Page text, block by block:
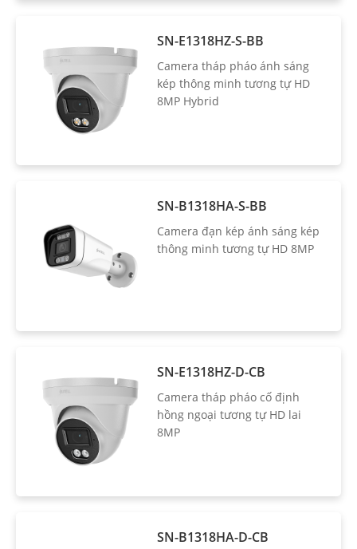
SN-E1318HZ-S-BB
Camera tháp pháo ánh sáng
kép thông minh tương tự HD
8MP Hybrid
SN-B1318HA-S-BB
Camera đạn kép ánh sáng kép
thông minh tương tự HD 8MP
SN-E1318HZ-D-CB
Camera tháp pháo cố định
hồng ngoại tương tự HD lai
8MP
SN-B1318HA-D-CB